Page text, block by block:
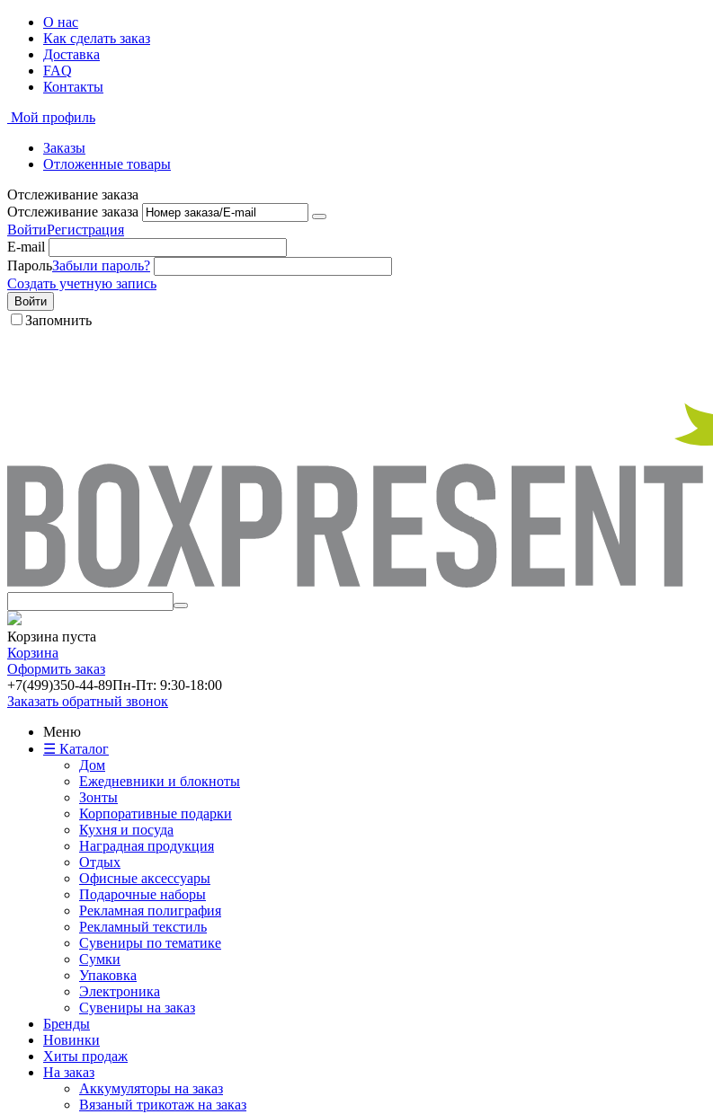
О нас
Как сделать заказ
Доставка
FAQ
Контакты
Мой профиль
Заказы
Отложенные товары
Отслеживание заказа
Отслеживание заказа
ВойтиРегистрация
E-mail
ПарольЗабыли пароль?
Создать учетную запись
Войти
Запомнить
Корзина пуста
Корзина
Оформить заказ
+7(499)350-44-89Пн-Пт: 9:30-18:00
Заказать обратный звонок
Меню
☰ Каталог
Дом
Ежедневники и блокноты
Зонты
Корпоративные подарки
Кухня и посуда
Наградная продукция
Отдых
Офисные аксессуары
Подарочные наборы
Рекламная полиграфия
Рекламный текстиль
Сувениры по тематике
Сумки
Упаковка
Электроника
Сувениры на заказ
Бренды
Новинки
Хиты продаж
На заказ
Аккумуляторы на заказ
Вязаный трикотаж на заказ